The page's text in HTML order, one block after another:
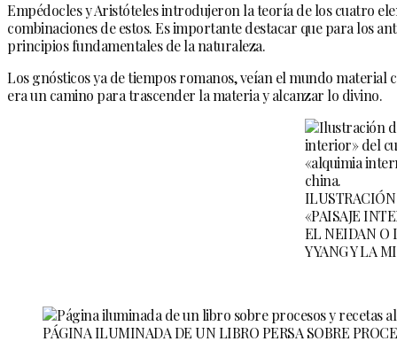
Empédocles y Aristóteles introdujeron la teoría de los cuatro
combinaciones de estos. Es importante destacar que para los
principios fundamentales de la naturaleza.
Los gnósticos ya de tiempos romanos, veían el mundo material
era un camino para trascender la materia y alcanzar lo divino.
«PAISAJE
EL NEIDAN O
Y YANG Y LA
PÁGINA ILUMINADA DE UN LIBRO PERSA SOBRE